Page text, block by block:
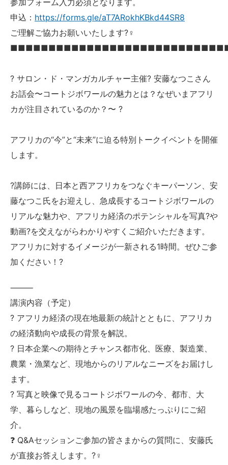
参加フォーム入力必須となります。
申込： https://forms.gle/aT7ARokhKBkd44SR8
ご理解ご協力お願いいたします?‍♀️
? サロン・ド・マンガカルチャー主催? 安藤なつこさん
お話会〜コートジボワールの魅力とは？なぜいまアフリ
カが注目されているのか？〜 ?
アフリカの“今”と“未来”に迫る特別トークイベントを開催
します。
?講師には、日本と西アフリカをつなぐキーパーソン、安
藤なつこ氏をお迎えし、急成長するコートジボワールの
リアルな魅力や、アフリカ経済のポテンシャルを写真?や
動画?を交えながらわかりやすくご紹介いただきます。
アフリカに対するイメージが一新される1時間。ぜひご参
加ください！?
⸻
講演内容（予定）
? アフリカ経済の現在地最新の統計とともに、アフリカ
の経済動向や成長の背景を解説。
? 日本企業への期待とチャンス都市化、医療、製造業、
農業・漁業など、現地からのリアルなニーズをお届けし
ます。
? 写真と映像で見るコートジボワールの今、都市、大
学、暮らしなど、現地の風景を臨場感たっぷりにご紹
介。
❓ Q&Aセッションご参加の皆さまからの質問に、安藤氏
が直接お答えします。?‍♀️